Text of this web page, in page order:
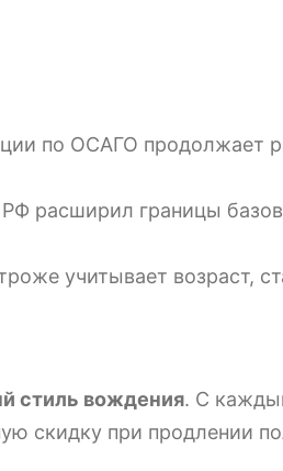
по ОСАГО продолжает
расширил границы
учитывает возраст,
стиль вождения. С
скидку при продлении